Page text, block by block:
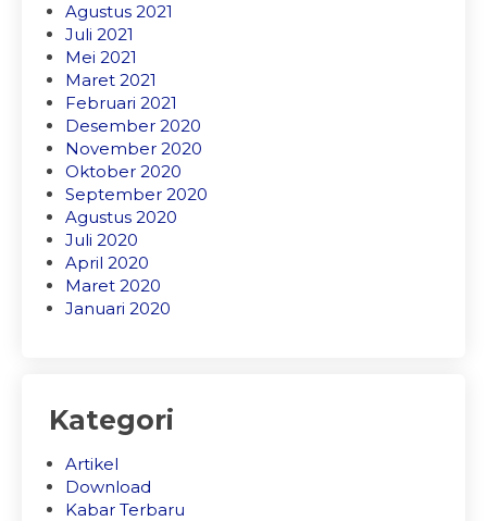
Agustus 2021
Juli 2021
Mei 2021
Maret 2021
Februari 2021
Desember 2020
November 2020
Oktober 2020
September 2020
Agustus 2020
Juli 2020
April 2020
Maret 2020
Januari 2020
Kategori
Artikel
Download
Kabar Terbaru